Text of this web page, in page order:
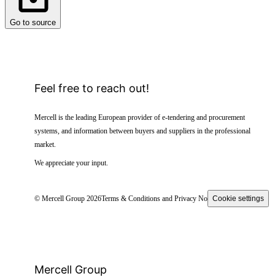
Go to source
Feel free to reach out!
Mercell is the leading European provider of e-tendering and procurement
systems, and information between buyers and suppliers in the professional
market.
We appreciate your input.
© Mercell Group 2026Terms & Conditions and Privacy NoticeCookie settings
Mercell Group